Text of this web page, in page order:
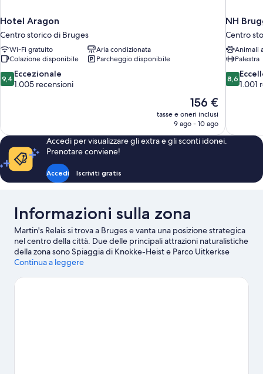
Hotel Aragon
Centro storico di Bruges
Wi-Fi gratuito
Aria condizionata
Colazione disponibile
Parcheggio disponibile
9.4
su
recensioni
9,4 Eccezionale
1.005 recensioni
Il
prezzo
attuale
156 €
156 €
tasse e oneri inclusi
9 ago - 10 ago
NH
Centro
Animali
Palestra
8.6
su
recensioni
8,6
1.001
Accedi per visualizzare gli extra e gli sconti idonei.
Prenotare conviene!
Accedi Iscriviti gratis
Informazioni sulla zona
Martin's Relais si trova a Bruges e vanta una posizione strategica
nel centro della città. Due delle principali attrazioni naturalistiche
della zona sono Spiaggia di Knokke-Heist e Parco Uitkerkse
Polder. A livello culturale, invece, spiccano Museo del Cioccolato
assistere? Dai un'occhiata ai programmi: cosa propone Stadio
Continua a leggere